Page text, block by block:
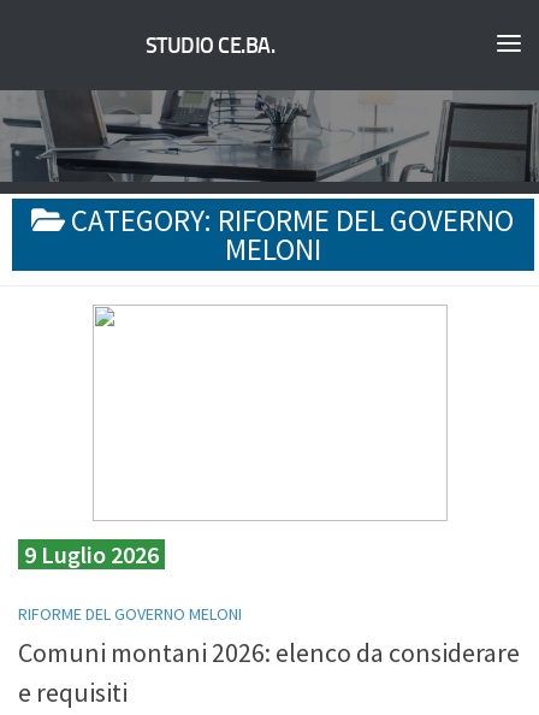
STUDIO CE.BA.
CATEGORY: RIFORME DEL GOVERNO
MELONI
9 Luglio 2026
RIFORME DEL GOVERNO MELONI
Comuni montani 2026: elenco da considerare
e requisiti